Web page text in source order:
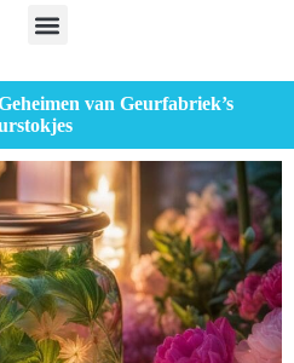
van Geurfabriek’s